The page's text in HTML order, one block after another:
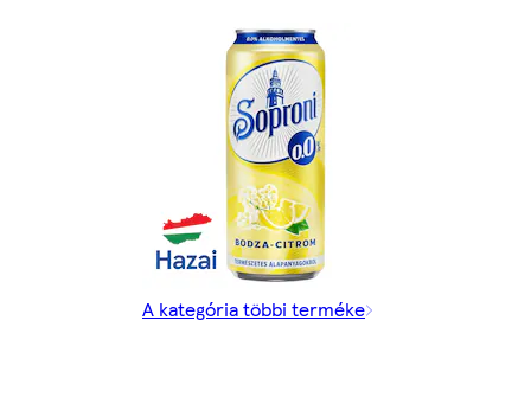
A kategória többi terméke